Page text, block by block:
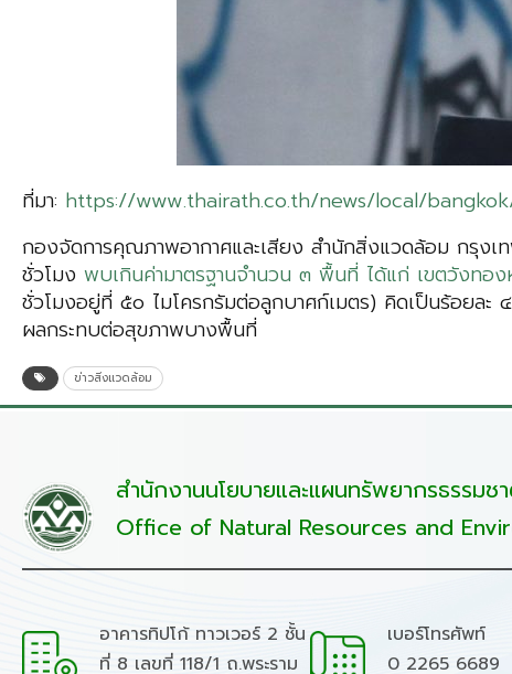
ที่มา: https://www.thairath.co.th/news/local/
กองจัดการคุณภาพอากาศและเสียง สำนักสิ่งแวดล้อม กรุงเ
ชั่วโมง พบเกินค่ามาตรฐานจำนวน ๓ พื้นที่ ได้แก่ เขตวังทอง
ชั่วโมงอยู่ที่ ๕๐ ไมโครกรัมต่อลูกบาศก์เมตร) คิดเป็นร้อยล
ผลกระทบต่อสุขภาพบางพื้นที่
ข่าวสิ่งแวดล้อม
สำนักงานนโยบายและแผนทรัพยากรธรรมช
Office of Natural Resources and
อาคารทิปโก้ ทาวเวอร์ 2 ชั้น
ที่ 8 เลขที่ 118/1 ถ.พระราม
เบอร์โทรศัพท์
0 2265 6689